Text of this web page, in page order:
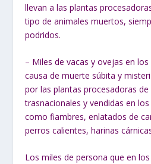
llevan a las plantas
tipo de animales muertos,
podridos.
– Miles de vacas y ovejas en
causa de muerte súbita y
por las plantas procesadoras de
trasnacionales y vendidas en
como fiambres, enlatados de
perros calientes, harinas
Los miles de persona que en